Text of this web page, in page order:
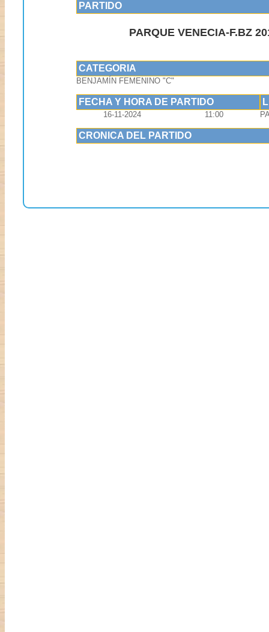
PARTIDO
PARQUE VENECIA-F.BZ
CATEGORIA
BENJAMÍN FEMENINO "C"
FECHA Y HORA DE PARTIDO
16-11-2024 11:00
CRONICA DEL PARTIDO